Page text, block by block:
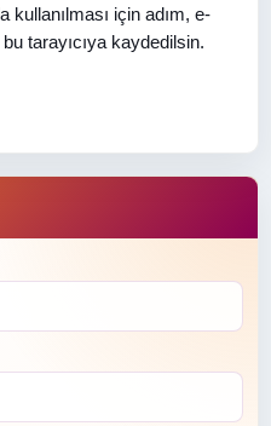
kullanılması için adım, e-
tarayıcıya kaydedilsin.